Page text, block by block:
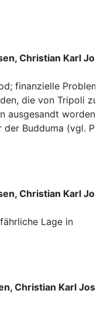
Christian Karl
finanzielle
die von Tripoli zur
ausgesandt worden
der Budduma (vgl.
Christian Karl
Lage in
Christian Karl